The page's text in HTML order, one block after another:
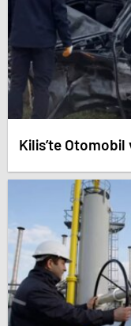
Kilis’te Otomobil